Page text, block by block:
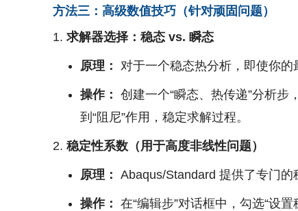
方法三：高级数值技巧（针对顽固问题）
求解器选择：稳态 vs. 瞬态
原理： 对于一个稳态热分析，即使你
操作： 创建一个“瞬态、热传递”分析
到“阻尼”作用，稳定求解过程。
稳定性系数（用于高度非线性问题）
原理： Abaqus/Standard 提供了专门的
操作： 在“编辑步”对话框中，勾选“设